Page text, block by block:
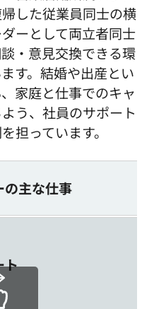
した従業員同士の横
ーとして両立者同士
・意見交換できる環
す。結婚や出産とい
家庭と仕事でのキャ
う、社員のサポート
担っています。
の主な仕事
ト